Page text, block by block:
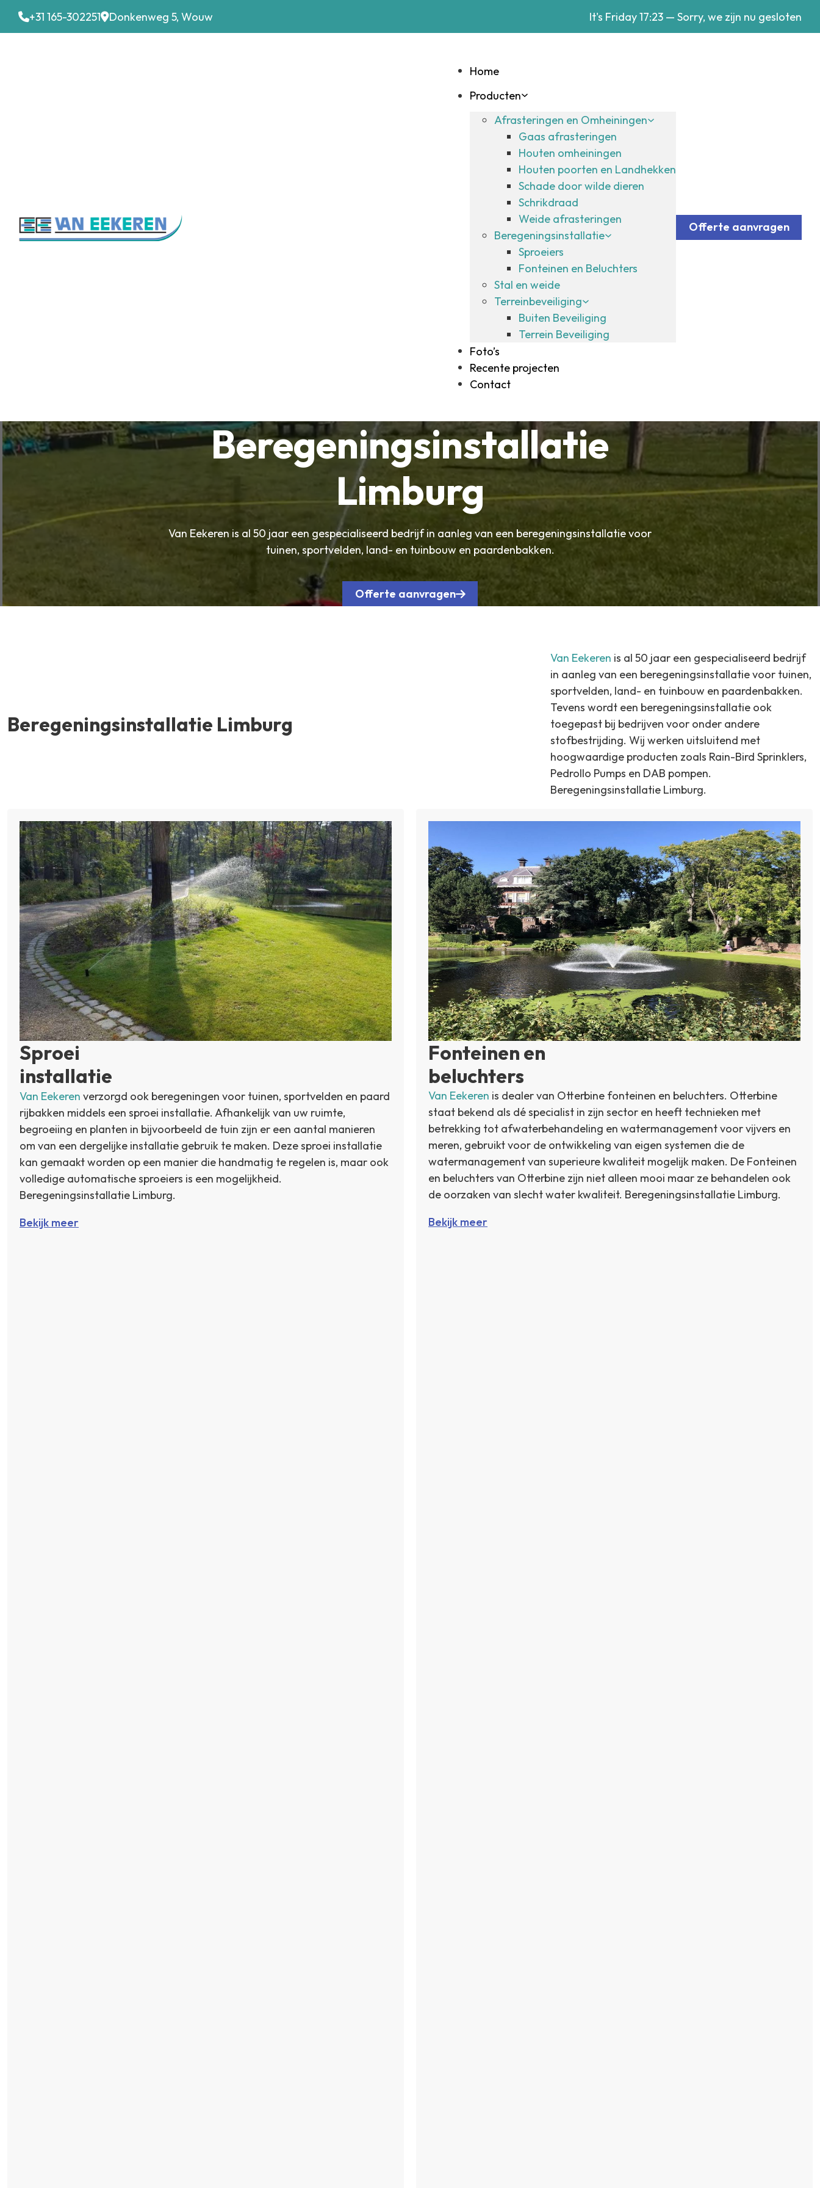
+31 165-302251 Donkenweg 5, Wouw It's Friday17:23 — Sorry, we zijn nu gesloten
Home
Producten
Afrasteringen en Omheiningen
Gaas afrasteringen
Houten omheiningen
Houten poorten en Landhekken
Schade door wilde dieren
Schrikdraad
Weide afrasteringen
Beregeningsinstallatie
Sproeiers
Fonteinen en Beluchters
Stal en weide
Terreinbeveiliging
Buiten Beveiliging
Terrein Beveiliging
Foto’s
Recente projecten
Contact
Offerte aanvragen
Beregeningsinstallatie
Limburg
Van Eekeren is al 50 jaar een gespecialiseerd bedrijf in aanleg van een beregeningsinstallatie voor
tuinen, sportvelden, land- en tuinbouw en paardenbakken.
Offerte aanvragen
Beregeningsinstallatie Limburg
Van Eekeren is al 50 jaar een gespecialiseerd bedrijf
in aanleg van een beregeningsinstallatie voor tuinen,
sportvelden, land- en tuinbouw en paardenbakken.
Tevens wordt een beregeningsinstallatie ook
toegepast bij bedrijven voor onder andere
stofbestrijding. Wij werken uitsluitend met
hoogwaardige producten zoals Rain-Bird Sprinklers,
Pedrollo Pumps en DAB pompen.
Beregeningsinstallatie Limburg.
Sproei
installatie
Van Eekeren verzorgd ook beregeningen voor tuinen, sportvelden en paard
rijbakken middels een sproei installatie. Afhankelijk van uw ruimte,
begroeiing en planten in bijvoorbeeld de tuin zijn er een aantal manieren
om van een dergelijke installatie gebruik te maken. Deze sproei installatie
kan gemaakt worden op een manier die handmatig te regelen is, maar ook
volledige automatische sproeiers is een mogelijkheid.
Beregeningsinstallatie Limburg.
Bekijk meer
Fonteinen en
beluchters
Van Eekeren is dealer van Otterbine fonteinen en beluchters. Otterbine
staat bekend als dé specialist in zijn sector en heeft technieken met
betrekking tot afwaterbehandeling en watermanagement voor vijvers en
meren, gebruikt voor de ontwikkeling van eigen systemen die de
watermanagement van superieure kwaliteit mogelijk maken. De Fonteinen
en beluchters van Otterbine zijn niet alleen mooi maar ze behandelen ook
de oorzaken van slecht water kwaliteit. Beregeningsinstallatie Limburg.
Bekijk meer